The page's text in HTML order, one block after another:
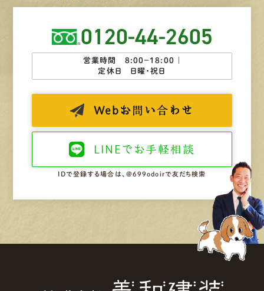
0120-44-2605
営業時間 8:00−18:00 ｜
定休日 日曜・祝日
Web お問い合わせ
LINEで お手軽相談
IDで登録する場合は、@699odoirで友だち検索